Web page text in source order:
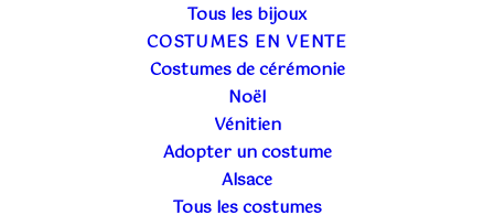
Tous les bijoux
COSTUMES EN VENTE
Costumes de cérémonie
Noël
Vénitien
Adopter un costume
Alsace
Tous les costumes
© 2026 Atelier la colombe - vente et location de costumes
historiques. | Tous droits réservés.